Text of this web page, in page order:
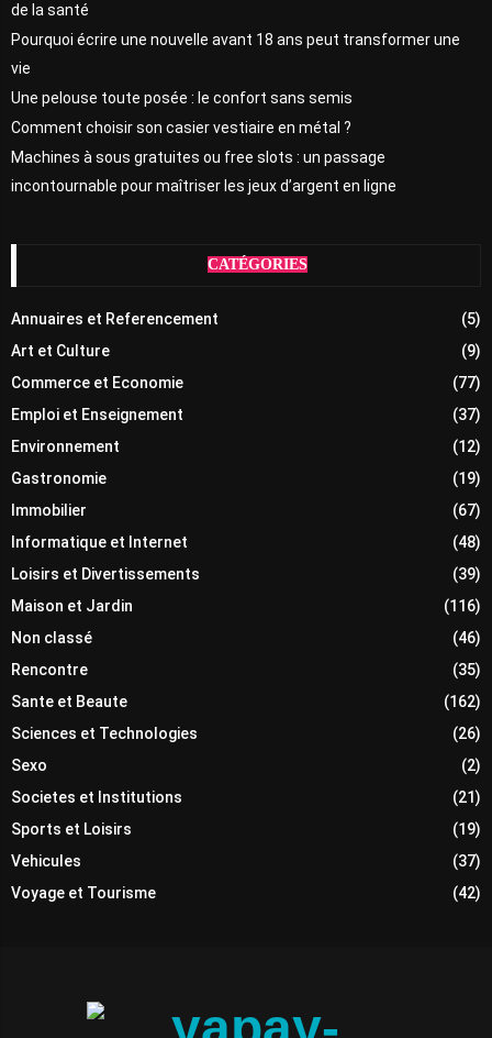
de la santé
Pourquoi écrire une nouvelle avant 18 ans peut transformer une
vie
Une pelouse toute posée : le confort sans semis
Comment choisir son casier vestiaire en métal ?
Machines à sous gratuites ou free slots : un passage
incontournable pour maîtriser les jeux d’argent en ligne
CATÉGORIES
Annuaires et Referencement
(5)
Art et Culture
(9)
Commerce et Economie
(77)
Emploi et Enseignement
(37)
Environnement
(12)
Gastronomie
(19)
Immobilier
(67)
Informatique et Internet
(48)
Loisirs et Divertissements
(39)
Maison et Jardin
(116)
Non classé
(46)
Rencontre
(35)
Sante et Beaute
(162)
Sciences et Technologies
(26)
Sexo
(2)
Societes et Institutions
(21)
Sports et Loisirs
(19)
Vehicules
(37)
Voyage et Tourisme
(42)